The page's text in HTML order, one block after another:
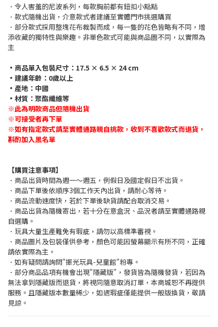
．令人害羞的尼波系列，每款胸前都有鈕扣小點點
．款式隨機出貨，介意款式者建議至實體門市挑選購買
．部分款式採用整塊花布裁製而成，每一隻的花色皆略有不同，增
添收藏的獨特性與樂趣。非單色款式可能與商品圖不同，以實際為
主
•商品單入包裝尺寸：17.5 × 6.5 × 24 cm
•建議年齡：0歲以上
•產地：中國
•材質：聚酯纖維等
※此為明款商品但隨機出貨
※可接受者再下單
※如有指定款式請至實體通路親自挑款，收到不喜歡款式而退貨，
斟酌加入黑名單
【購買注意事項】
．商品出貨時間為週一～週五，例假日及國定假日不出貨。
．商品下單後依順序3個工作天內出貨，請耐心等待。
．商品流動速度快，若於下單後缺貨請配合取消交易。
．商品出貨為隨機寄出，若十分在意盒況、品況者請至實體通路親
自選購。
．玩具大量生產難免有瑕疵，請勿以高標準審視。
．商品圖片及包裝僅供參考，顏色可能因螢幕顯示有所不同，正確
請依實際為主。
．如有疑問請詢問"振光玩具-兒童館"粉專。
．部分商品品項有機會出現"隱藏版"，發貨皆為隨機發貨，若因為
無法拿到隱藏版而退貨，將視同隨意取消訂單，本商城恕不再提供
服務。且隱藏版本數量稀少，如遇瑕疵僅能提供一般版換貨，敬請
見諒。